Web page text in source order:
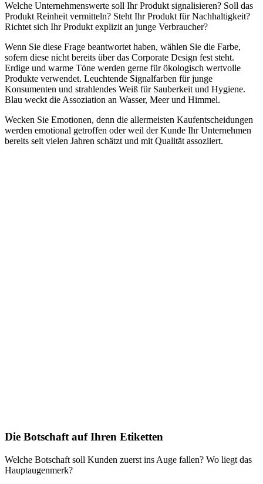
Welche Unternehmenswerte soll Ihr Produkt signalisieren? Soll das
Produkt Reinheit vermitteln? Steht Ihr Produkt für Nachhaltigkeit?
Richtet sich Ihr Produkt explizit an junge Verbraucher?
Wenn Sie diese Frage beantwortet haben, wählen Sie die Farbe,
sofern diese nicht bereits über das Corporate Design fest steht.
Erdige und warme Töne werden gerne für ökologisch wertvolle
Produkte verwendet. Leuchtende Signalfarben für junge
Konsumenten und strahlendes Weiß für Sauberkeit und Hygiene.
Blau weckt die Assoziation an Wasser, Meer und Himmel.
Wecken Sie Emotionen, denn die allermeisten Kaufentscheidungen
werden emotional getroffen oder weil der Kunde Ihr Unternehmen
bereits seit vielen Jahren schätzt und mit Qualität assoziiert.
Die Botschaft auf Ihren Etiketten
Welche Botschaft soll Kunden zuerst ins Auge fallen? Wo liegt das
Hauptaugenmerk?